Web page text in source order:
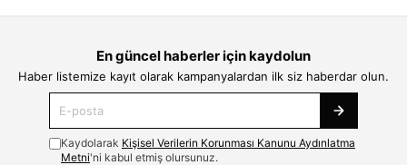
En güncel haberler için kaydolun
Haber listemize kayıt olarak kampanyalardan ilk siz haberdar olun.
Kaydolarak Kişisel Verilerin Korunması Kanunu Aydınlatma
Metni'ni kabul etmiş olursunuz.